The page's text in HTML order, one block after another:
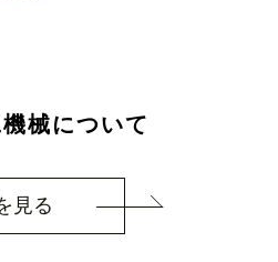
械について
見る